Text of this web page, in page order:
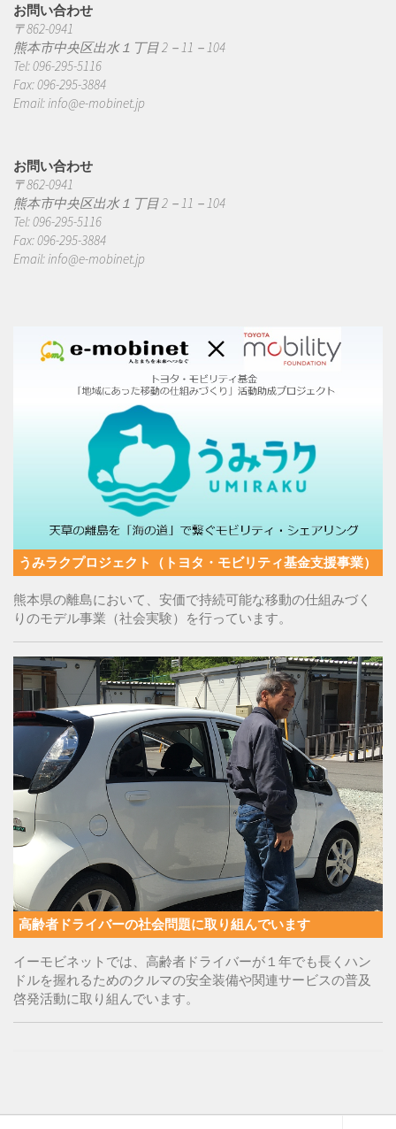
お問い合わせ
〒862-0941
熊本市中央区出水１丁目 2－11－104
Tel: 096-295-5116
Fax: 096-295-3884
Email: info@e-mobinet.jp
お問い合わせ
〒862-0941
熊本市中央区出水１丁目 2－11－104
Tel: 096-295-5116
Fax: 096-295-3884
Email: info@e-mobinet.jp
うみラクプロジェクト（トヨタ・モビリティ基金支援事業）
熊本県の離島において、安価で持続可能な移動の仕組みづく
りのモデル事業（社会実験）を行っています。
高齢者ドライバーの社会問題に取り組んでいます
イーモビネットでは、高齢者ドライバーが１年でも長くハン
ドルを握れるためのクルマの安全装備や関連サービスの普及
啓発活動に取り組んでいます。